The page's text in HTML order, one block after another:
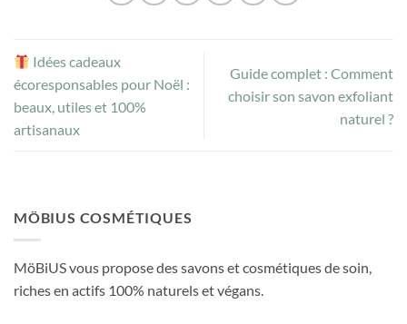
Idées cadeaux
écoresponsables pour Noël :
beaux, utiles et 100%
artisanaux
Guide complet : Comment
choisir son savon exfoliant
naturel ?
MÖBIUS COSMÉTIQUES
MöBiUS vous propose des savons et cosmétiques de soin,
riches en actifs 100% naturels et végans.